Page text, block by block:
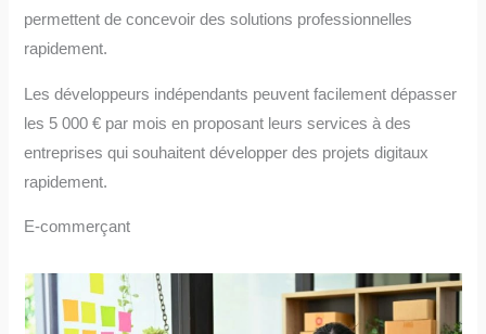
permettent de concevoir des solutions professionnelles
rapidement.
Les développeurs indépendants peuvent facilement dépasser
les 5 000 € par mois en proposant leurs services à des
entreprises qui souhaitent développer des projets digitaux
rapidement.
E-commerçant